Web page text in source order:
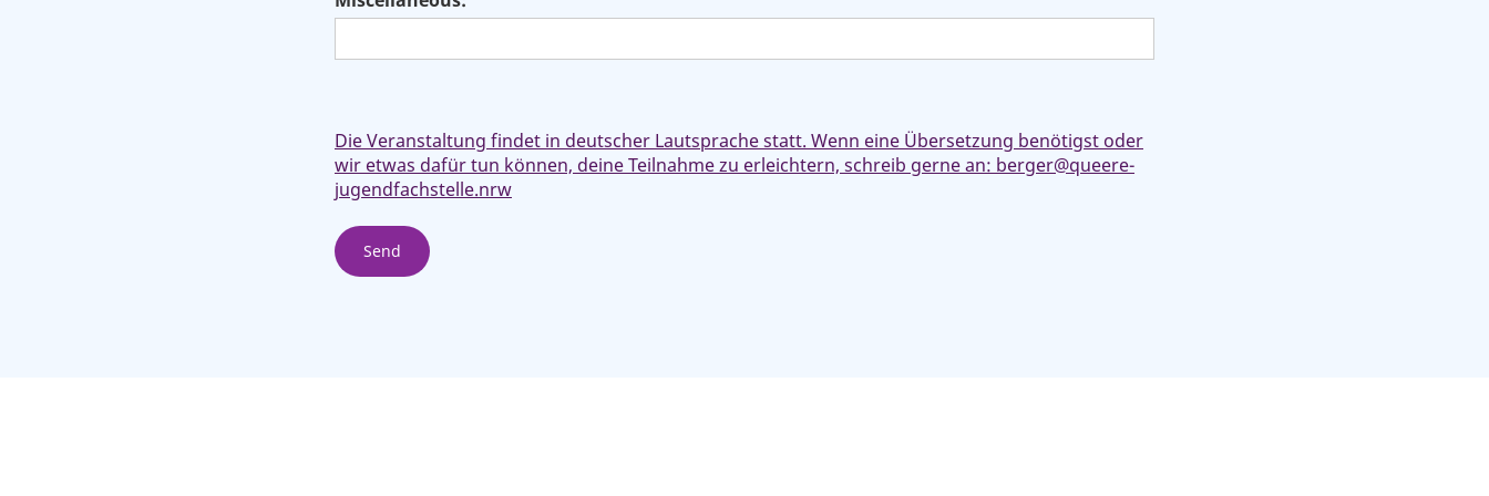
Die Veranstaltung findet in deutscher Lautsprache statt. Wenn eine Übersetzung benötigst oder
wir etwas dafür tun können, deine Teilnahme zu erleichtern, schreib gerne an: berger@queere-
jugendfachstelle.nrw